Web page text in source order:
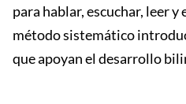
para hablar, escuchar, leer
método sistemático
que apoyan el desarrollo